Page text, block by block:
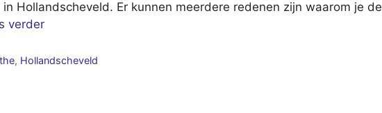
Hollandscheveld. Er kunnen meerdere redenen zijn waarom je de
verder
, Hollandscheveld